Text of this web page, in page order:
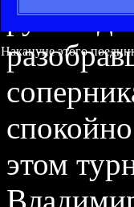
Накануне этого
этом